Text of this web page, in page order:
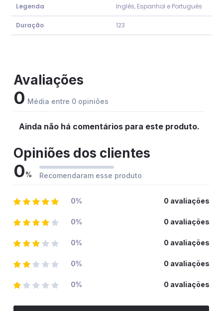
Legenda Inglês, Espanhol e Português
Duração 123
Avaliações
0 Média entre 0 opiniões
Ainda não há comentários para este produto.
Opiniões dos clientes
0% Recomendaram esse produto
0% 0 avaliações
0% 0 avaliações
0% 0 avaliações
0% 0 avaliações
0% 0 avaliações